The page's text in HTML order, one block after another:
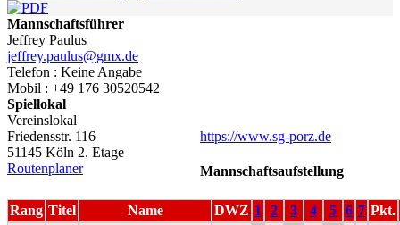
Mannschaftsführer
Jeffrey Paulus
jeffrey.paulus@gmx.de
Telefon : Keine Angabe
Mobil : +49 176 30520542
Spiellokal
Vereinslokal
Friedensstr. 116
51145 Köln 2. Etage
Routenplaner
https://www.sg-porz.de
Mannschaftsaufstellung
Rang Titel Name DWZ 1 2 3 4 5 6 7 Pkt.